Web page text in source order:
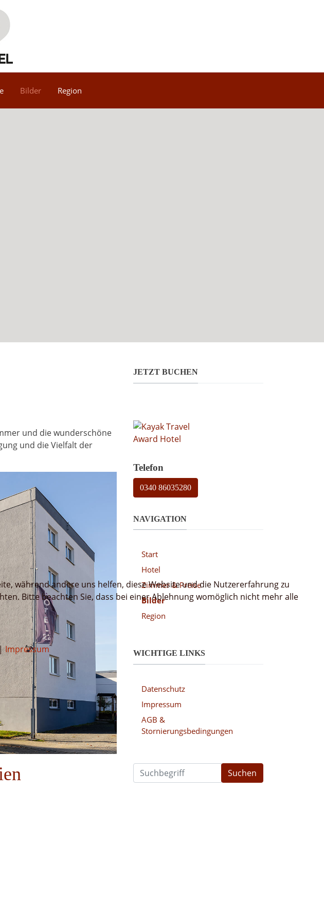
Bilder Region
und die wunderschöne
und die Vielfalt der
JETZT BUCHEN
Telefon
0340 86035280
NAVIGATION
Start
Hotel
Zimmer & Preise
Bilder
Region
WICHTIGE LINKS
Datenschutz
Impressum
AGB &
Stornierungsbedingungen
Suchen
während andere uns helfen, diese Website und die Nutzererfahrung zu
Bitte beachten Sie, dass bei einer Ablehnung womöglich nicht mehr alle
Impressum